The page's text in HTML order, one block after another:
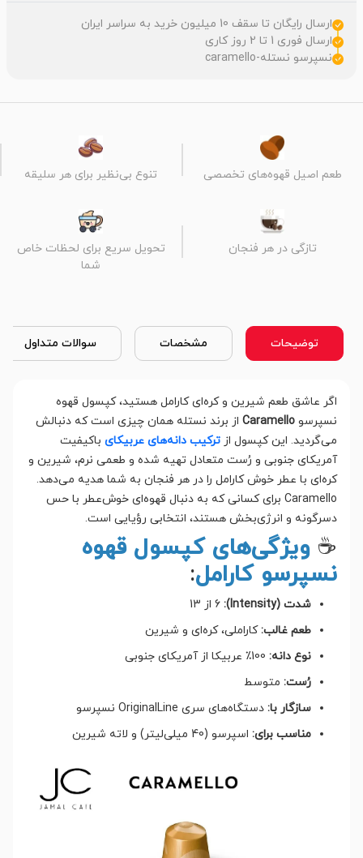
ارسال رایگان تا سقف 10 میلیون خرید به سراسر ایران
ارسال فوری 1 تا 2 روز کاری
نسپرسو نستله-caramello
طعم اصیل قهوه‌های تخصصی تنوع بی‌نظیر برای هر سلیقه
تازگی در هر فنجان
تحویل سریع برای لحظات خاص
شما
توضیحات مشخصات سوالات متداول
اگر عاشق طعم شیرین و کره‌ای کارامل هستید، کپسول قهوه
نسپرسو Caramello از برند نستله همان چیزی است که دنبالش
می‌گردید. این کپسول از ترکیب دانه‌های عربیکای باکیفیت
آمریکای جنوبی و رُست متعادل تهیه شده و طعمی نرم، شیرین و
کره‌ای با عطر خوش کارامل را در هر فنجان به شما هدیه می‌دهد.
Caramello برای کسانی که به دنبال قهوه‌ای خوش‌عطر با حس
دسرگونه و انرژی‌بخش هستند، انتخابی رؤیایی است.
☕ ویژگی‌های کپسول قهوه
نسپرسو کارامل:
شدت (Intensity):
طعم غالب: کاراملی، کره‌ای و شیرین
نوع دانه:
رُست: متوسط
سازگار با: دستگاه‌های سری OriginalLine نسپرسو
مناسب برای: اسپرسو (40 میلی‌لیتر) و لاته شیرین